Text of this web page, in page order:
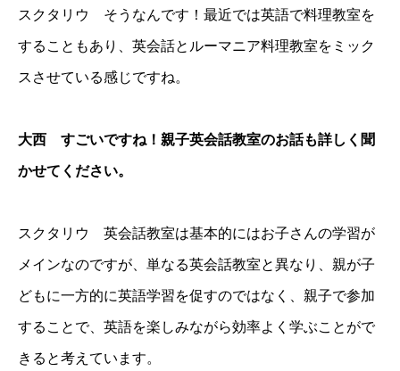
スクタリウ そうなんです！最近では英語で料理教室を
することもあり、英会話とルーマニア料理教室をミック
スさせている感じですね。
大西 すごいですね！親子英会話教室のお話も詳しく聞
かせてください。
スクタリウ 英会話教室は基本的にはお子さんの学習が
メインなのですが、単なる英会話教室と異なり、親が子
どもに一方的に英語学習を促すのではなく、親子で参加
することで、英語を楽しみながら効率よく学ぶことがで
きると考えています。